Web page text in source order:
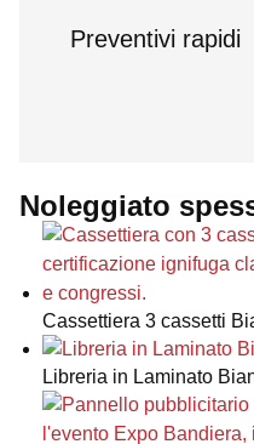
Preventivi rapidi
Noleggiato
Cassettiera 3 cassetti
Libreria in Laminato